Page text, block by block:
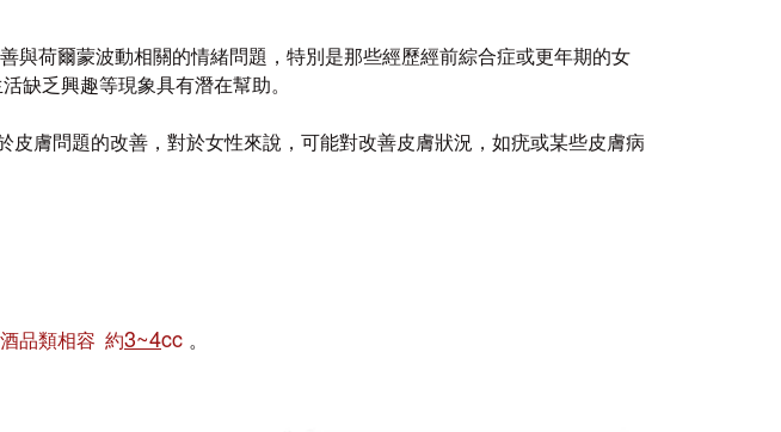
與荷爾蒙波動相關的情緒問題，特別是那些經歷經前綜合症或更年期的女
缺乏興趣等現象具有潛在幫助。
皮膚問題的改善，對於女性來說，可能對改善皮膚狀況，如疣或某些皮膚病
品類相容 約3~4cc 。